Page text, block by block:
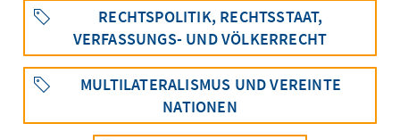
RECHTSPOLITIK, RECHTSSTAAT,
VERFASSUNGS- UND VÖLKERRECHT
MULTILATERALISMUS UND VEREINTE
NATIONEN